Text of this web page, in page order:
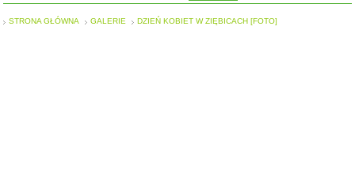
STRONA GŁÓWNA GALERIE DZIEŃ KOBIET W ZIĘBICACH [FOTO]